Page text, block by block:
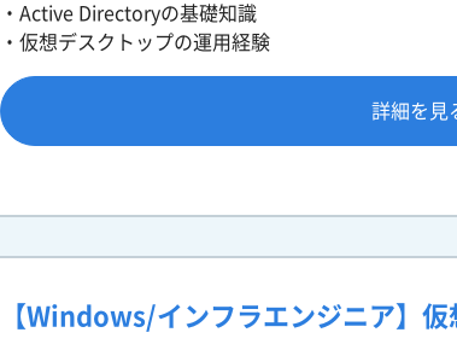
・Active Directoryの基礎知識
・仮想デスクトップの運用経験
詳細を見
【Windows/インフラエンジニア】